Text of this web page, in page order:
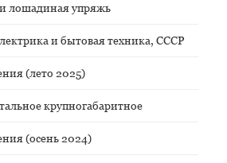
лошадиная упряжь
и бытовая техника, СССР
(лето 2025)
крупногабаритное
(осень 2024)